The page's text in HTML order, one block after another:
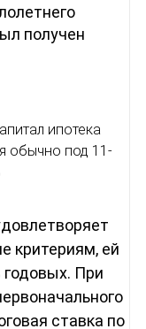
получен
ипотека
обычно под 11-
критериям, ей
годовых. При
ставка по